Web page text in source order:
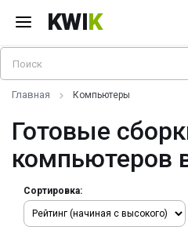
KWIK
Главная Компьютеры
Готовые
компьютеров
Сортировка: